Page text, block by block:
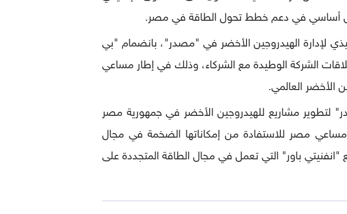
أساسي في دعم خطط تحول الطاقة في مصر.
لإدارة الهيدروجين الأخضر في "مصدر"، بانضمام "بي
الشركة الوطيدة مع الشركاء، وذلك في إطار مساعي
الأخضر العالمي.
مشاريع للهيدروجين الأخضر في جمهورية مصر
مساعي مصر للاستفادة من إمكاناتها الضخمة في مجال
"انفنيتي باور" التي تعمل في مجال الطاقة المتجددة على